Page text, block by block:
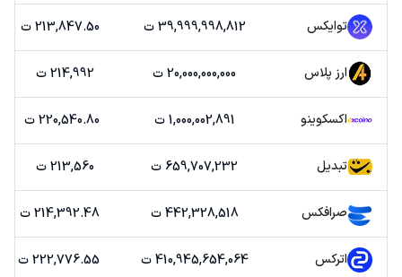
توایکس 39,999,998,812 ت 213,847.50 ت
ارز پلاس 20,000,000,000 ت 214,992 ت
اکسکوینو 1,000,002,891 ت 220,540.80 ت
تبدیل 659,707,232 ت 213,560 ت
صرافکس 442,328,518 ت 214,392.48 ت
اترکس 410,945,654,064 ت 222,776.55 ت